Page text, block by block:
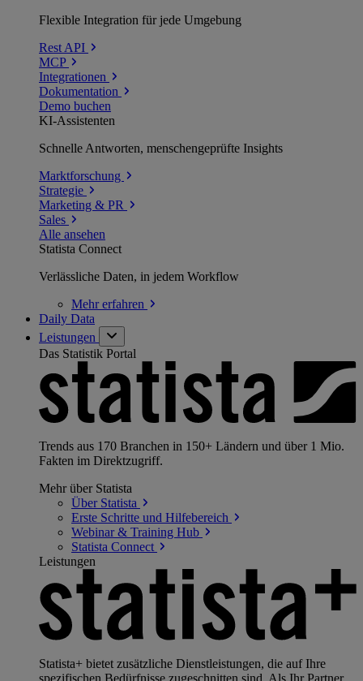
Flexible Integration für jede Umgebung
Rest API
MCP
Integrationen
Dokumentation
Demo buchen
KI-Assistenten
Schnelle Antworten, menschengeprüfte Insights
Marktforschung
Strategie
Marketing & PR
Sales
Alle ansehen
Statista Connect
Verlässliche Daten, in jedem Workflow
Mehrerfahren
Daily Data
Leistungen
Das Statistik Portal
Trends aus 170 Branchen in 150+ Ländern und über 1 Mio.
Fakten im Direktzugriff.
Mehr über Statista
Über Statista
Erste Schritte und Hilfebereich
Webinar & Training Hub
Statista Connect
Leistungen
Statista+ bietet zusätzliche Dienstleistungen, die auf Ihre
spezifischen Bedürfnisse zugeschnitten sind. Als Ihr Partner